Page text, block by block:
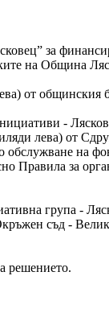
за
на Община
от
-
лева) от
обслужване на
Правила за
група -
съд -
решението.